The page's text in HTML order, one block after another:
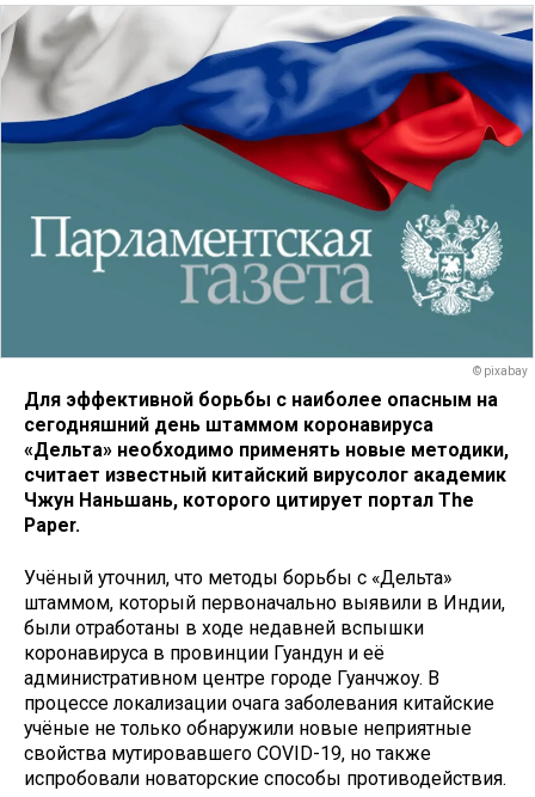
© pixabay
Для эффективной борьбы с наиболее опасным на
сегодняшний день штаммом коронавируса
«Дельта» необходимо применять новые методики,
считает известный китайский вирусолог академик
Чжун Наньшань, которого цитирует портал The
Paper.
Учёный уточнил, что методы борьбы с «Дельта»
штаммом, который первоначально выявили в Индии,
были отработаны в ходе недавней вспышки
коронавируса в провинции Гуандун и её
административном центре городе Гуанчжоу. В
процессе локализации очага заболевания китайские
учёные не только обнаружили новые неприятные
свойства мутировавшего COVID-19, но также
испробовали новаторские способы противодействия.